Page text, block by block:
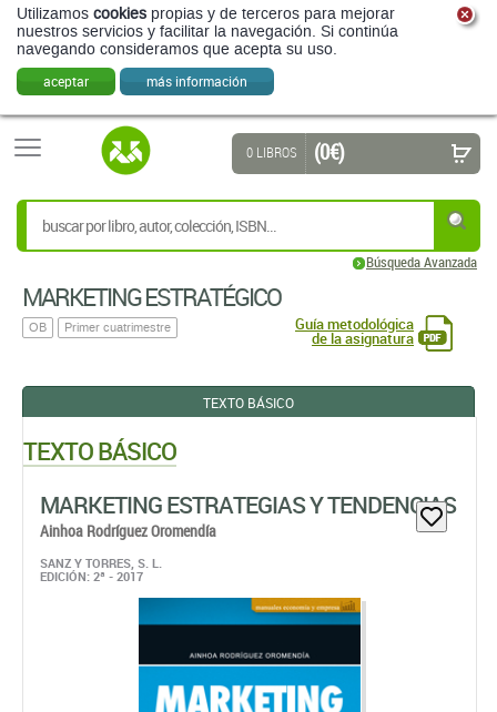
Utilizamos cookies propias y de terceros para mejorar
nuestros servicios y facilitar la navegación. Si continúa
navegando consideramos que acepta su uso.
aceptar más información
Búsqueda Avanzada
0 LIBROS (0 €)
MARKETING ESTRATÉGICO
OB Primer cuatrimestre Guía metodológica
de la asignatura
TEXTO BÁSICO
TEXTO BÁSICO
MARKETING ESTRATEGIAS Y TENDENCIAS
Ainhoa Rodríguez Oromendía
SANZ Y TORRES, S. L.
EDICIÓN: 2ª - 2017